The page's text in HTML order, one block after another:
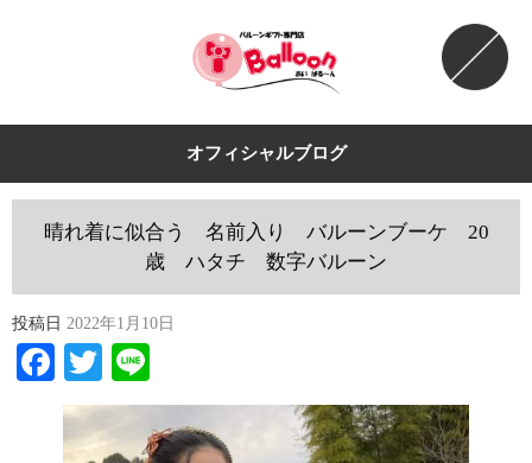
オフィシャルブログ
晴れ着に似合う 名前入り バルーンブーケ 20
歳 ハタチ 数字バルーン
投稿日 2022年1月10日
Facebook
Twitter